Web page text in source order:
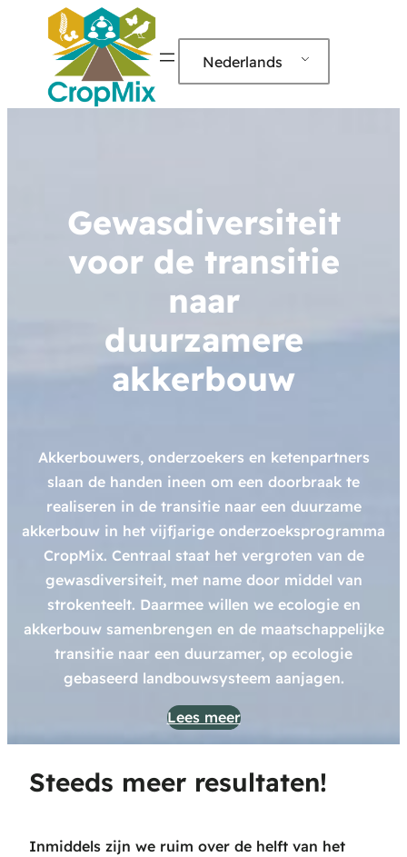
Nederlands
Gewasdiversiteit
voor de transitie
naar
duurzamere
akkerbouw
Akkerbouwers, onderzoekers en ketenpartners
slaan de handen ineen om een doorbraak te
realiseren in de transitie naar een duurzame
akkerbouw in het vijfjarige onderzoeksprogramma
CropMix. Centraal staat het vergroten van de
gewasdiversiteit, met name door middel van
strokenteelt. Daarmee willen we ecologie en
akkerbouw samenbrengen en de maatschappelijke
transitie naar een duurzamer, op ecologie
gebaseerd landbouwsysteem aanjagen.
Lees meer
Steeds meer resultaten!
Inmiddels zijn we ruim over de helft van het